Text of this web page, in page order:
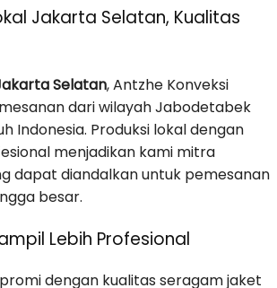
Jakarta Selatan, Kualitas
Selatan, Antzhe Konveksi
dari wilayah Jabodetabek
Indonesia. Produksi lokal dengan
menjadikan kami mitra
dapat diandalkan untuk pemesanan
besar.
Lebih Profesional
dengan kualitas seragam jaket